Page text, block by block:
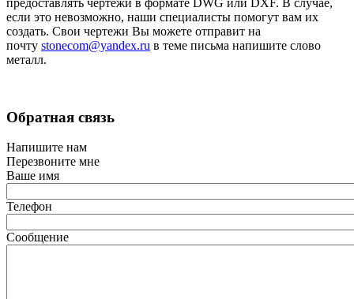
если это невозможно, наши специалисты помогут вам их
создать. Свои чертежи Вы можете отправит на
почту stonecom@yandex.ru в теме письма напишите слово
металл.
Обратная связь
Напишите нам
Перезвоните мне
Ваше имя
Телефон
Сообщение